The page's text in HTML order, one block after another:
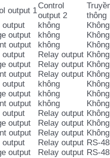
output 1
Control
output 2
thông
output
không Không
output
không Không
output không Không
output Relay output Không
output Relay output Không
output Relay output Không
output không Không
output không Không
output không Không
output Relay output Không
output Relay output Không
output Relay output Không
output Relay output RS-
output Relay output RS-